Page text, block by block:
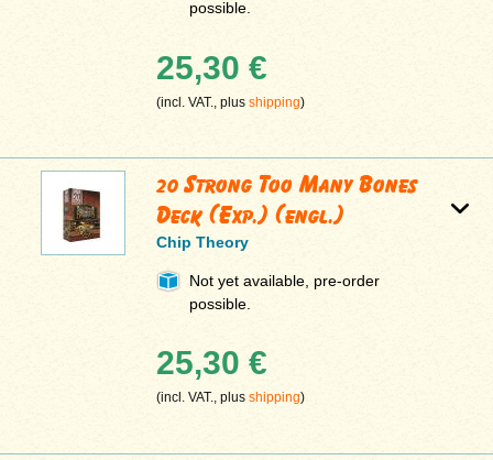
possible.
25,30 €
(incl. VAT., plusshipping)
20 Strong Too Many Bones
Deck (Exp.) (engl.)
Chip Theory
Not yet available, pre-order
possible.
25,30 €
(incl. VAT., plusshipping)